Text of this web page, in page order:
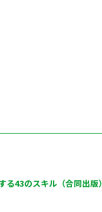
43のスキル（合同出版）